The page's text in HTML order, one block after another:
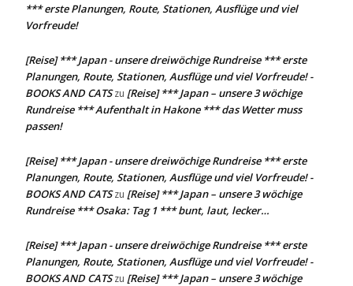
*** erste Planungen, Route, Stationen, Ausflüge und viel
Vorfreude!
[Reise] *** Japan - unsere dreiwöchige Rundreise *** erste
Planungen, Route, Stationen, Ausflüge und viel Vorfreude! -
BOOKS AND CATSzu [Reise] *** Japan – unsere 3 wöchige
Rundreise *** Aufenthalt in Hakone *** das Wetter muss
passen!
[Reise] *** Japan - unsere dreiwöchige Rundreise *** erste
Planungen, Route, Stationen, Ausflüge und viel Vorfreude! -
BOOKS AND CATSzu [Reise] *** Japan – unsere 3 wöchige
Rundreise *** Osaka: Tag 1 *** bunt, laut, lecker…
[Reise] *** Japan - unsere dreiwöchige Rundreise *** erste
Planungen, Route, Stationen, Ausflüge und viel Vorfreude! -
BOOKS AND CATSzu [Reise] *** Japan – unsere 3 wöchige